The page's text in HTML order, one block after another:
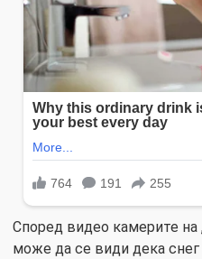
Според видео камерите на
може да се види дека